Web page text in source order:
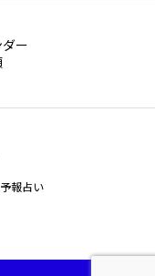
ー
報占い